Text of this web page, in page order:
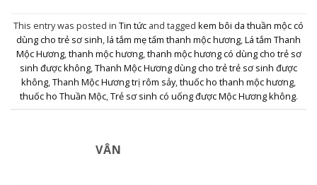
This entry was posted in Tin tức and tagged kem bôi da thuần mộc có
dùng cho trẻ sơ sinh,lá tắm mẹ tấm thanh mộc hương,Lá tắm Thanh
Mộc Hương,thanh mộc hương,thanh mộc hương có dùng cho trẻ sơ
sinh được không,Thanh Mộc Hương dùng cho trẻ trẻ sơ sinh được
không,Thanh Mộc Hương trị rôm sảy,thuốc ho thanh mộc hương,
thuốc ho Thuần Mộc,Trẻ sơ sinh có uống được Mộc Hương không.
VÂN